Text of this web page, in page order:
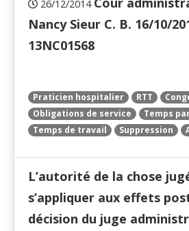
26/12/2014
Nancy Sieur C. B. 16/10/
13NC01568
Praticien hospitalier RTT
Obligations de service
Temps
Temps de travail
Suppression
L’autorité de la chose
s’appliquer aux effets
décision du juge